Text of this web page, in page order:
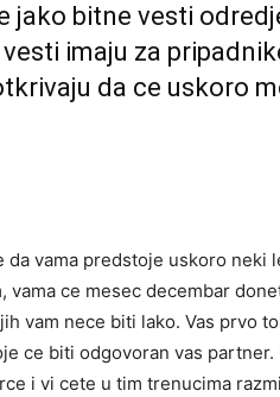
jako bitne vesti
imaju za
da ce uskoro
da vama predstoje uskoro neki
vama ce mesec decembar
vam nece biti lako. Vas prvo
ce biti odgovoran vas
i vi cete u tim trenucima